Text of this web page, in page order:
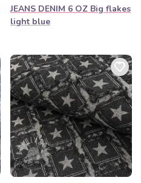
JEANS DENIM 6 OZ Big flakes
light blue